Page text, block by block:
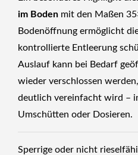
im Boden mit den Maßen
Bodenöffnung ermöglicht
kontrollierte Entleerung
Auslauf kann bei Bedarf
wieder verschlossen
deutlich vereinfacht wird –
Umschütten oder Dosieren.
Sperrige oder nicht